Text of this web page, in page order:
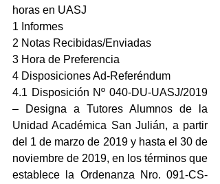
horas en UASJ
1 Informes
2 Notas Recibidas/Enviadas
3 Hora de Preferencia
4 Disposiciones Ad-Referéndum
4.1 Disposición Nº 040-DU-UASJ/2019
– Designa a Tutores Alumnos de la
Unidad Académica San Julián, a partir
del 1 de marzo de 2019 y hasta el 30 de
noviembre de 2019, en los términos que
establece la Ordenanza Nro. 091-CS-